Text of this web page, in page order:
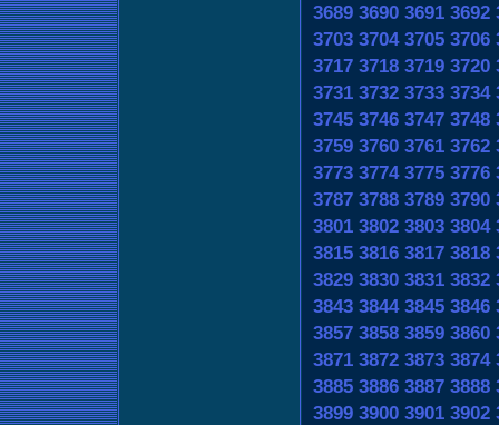
3689 3690 3691 3692
3703 3704 3705 3706
3717 3718 3719 3720
3731 3732 3733 3734
3745 3746 3747 3748
3759 3760 3761 3762
3773 3774 3775 3776
3787 3788 3789 3790
3801 3802 3803 3804
3815 3816 3817 3818
3829 3830 3831 3832
3843 3844 3845 3846
3857 3858 3859 3860
3871 3872 3873 3874
3885 3886 3887 3888
3899 3900 3901 3902